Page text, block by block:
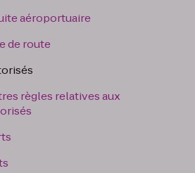
aéroportuaire
de route
règles relatives aux